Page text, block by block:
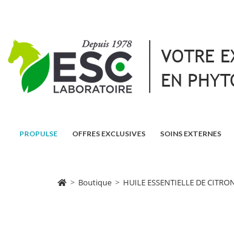
PROPULSE OFFRES EXCLUSIVES SOINS EXTERNES
> Boutique > HUILE ESSENTIELLE DE